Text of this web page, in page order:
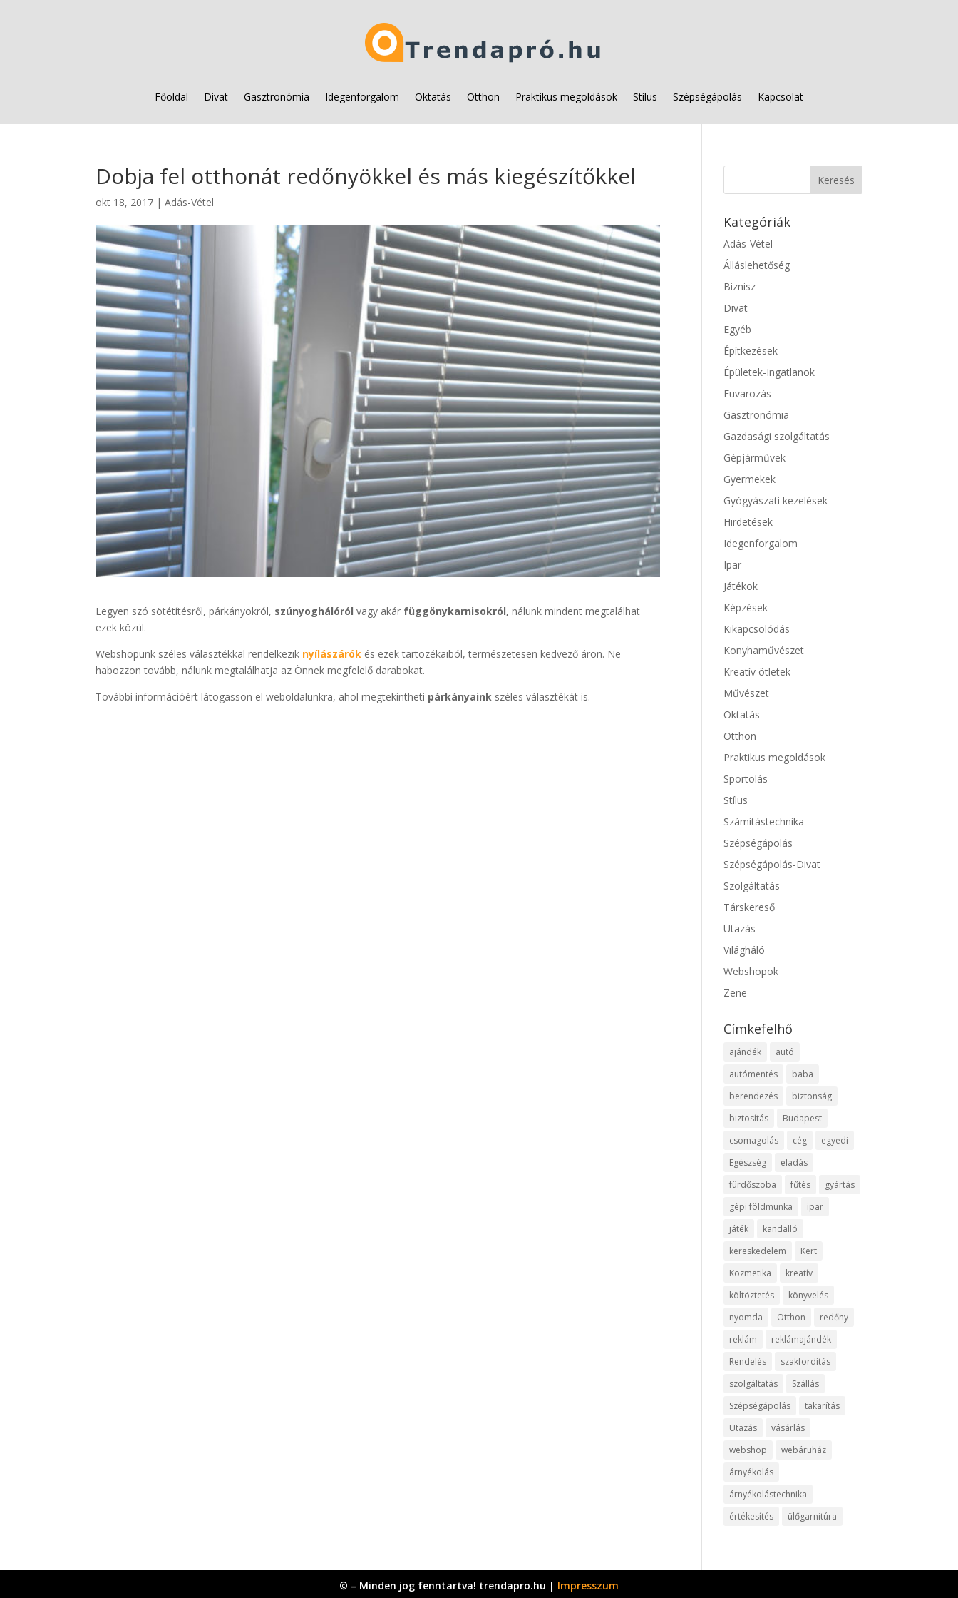
Főoldal Divat Gasztronómia Idegenforgalom Oktatás Otthon Praktikus megoldások Stílus Szépségápolás Kapcsolat
Dobja fel otthonát redőnyökkel és más kiegészítőkkel
okt 18, 2017 |Adás-Vétel
Legyen szó sötétítésről, párkányokról, szúnyoghálóról vagy akár függönykarnisokról, nálunk mindent megtalálhat
ezek közül.
Webshopunk széles választékkal rendelkezik nyílászárók és ezek tartozékaiból, természetesen kedvező áron. Ne
habozzon tovább, nálunk megtalálhatja az Önnek megfelelő darabokat.
További információért látogasson el weboldalunkra, ahol megtekintheti párkányaink széles választékát is.
Kategóriák
Adás-Vétel
Álláslehetőség
Biznisz
Divat
Egyéb
Építkezések
Épületek-Ingatlanok
Fuvarozás
Gasztronómia
Gazdasági szolgáltatás
Gépjárművek
Gyermekek
Gyógyászati kezelések
Hirdetések
Idegenforgalom
Ipar
Játékok
Képzések
Kikapcsolódás
Konyhaművészet
Kreatív ötletek
Művészet
Oktatás
Otthon
Praktikus megoldások
Sportolás
Stílus
Számítástechnika
Szépségápolás
Szépségápolás-Divat
Szolgáltatás
Társkereső
Utazás
Világháló
Webshopok
Zene
Címkefelhő
ajándék
autó
autómentés
baba
berendezés
biztonság
biztosítás
Budapest
csomagolás
cég
egyedi
Egészség
eladás
fürdőszoba
fűtés
gyártás
gépi földmunka
ipar
játék
kandalló
kereskedelem
Kert
Kozmetika
kreatív
költöztetés
könyvelés
nyomda
Otthon
redőny
reklám
reklámajándék
Rendelés
szakfordítás
szolgáltatás
Szállás
Szépségápolás
takarítás
Utazás
vásárlás
webshop
webáruház
árnyékolás
árnyékolástechnika
értékesítés
ülőgarnitúra
© – Minden jog fenntartva! trendapro.hu | Impresszum